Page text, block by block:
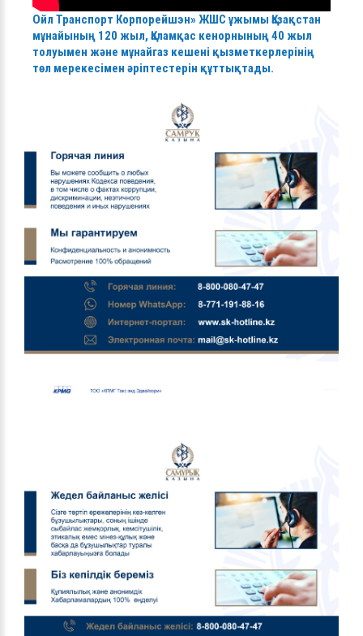
Ойл Транспорт Корпорейшэн» ЖШС ұжымы Қазақстан
мұнайының 120 жыл, Қаламқас кенорнының 40 жыл
толуымен және мұнайгаз кешені қызметкерлерінің
төл мерекесімен әріптестерін құттықтады.